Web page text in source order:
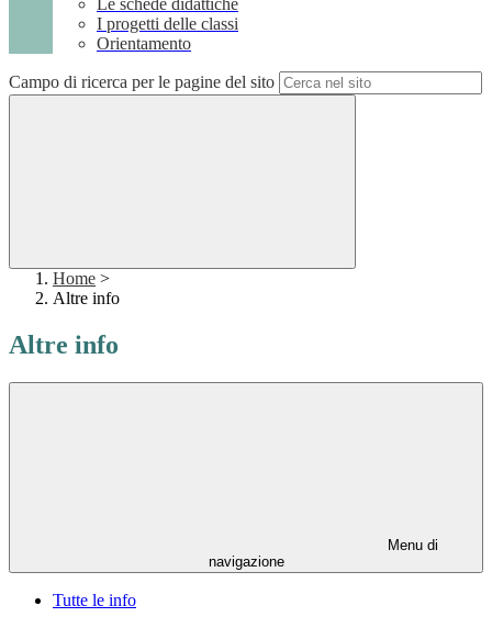
Le schede didattiche
I progetti delle classi
Orientamento
Campo di ricerca per le pagine del sito
Home >
Altre info
Altre info
Menu di
navigazione
Tutte le info